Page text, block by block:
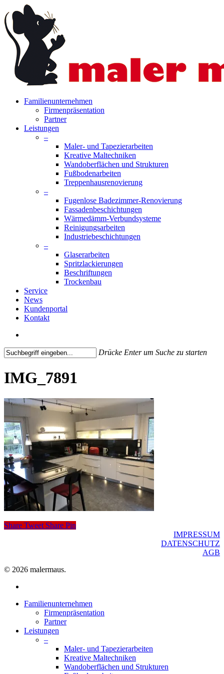
to
main
content
search
Menu
Familienunternehmen
Firmenpräsentation
Partner
Leistungen
–
Maler- und Tapezierarbeiten
Kreative Maltechniken
Wandoberflächen und Strukturen
Fußbodenarbeiten
Treppenhausrenovierung
–
Fugenlose Badezimmer-Renovierung
Fassadenbeschichtungen
Wärmedämm-Verbundsysteme
Reinigungsarbeiten
Industriebeschichtungen
–
Glaserarbeiten
Spritzlackierungen
Beschriftungen
Trockenbau
Service
News
Kundenportal
Kontakt
Drücke Enter um Suche zu starten
Search
IMG_7891
Share Tweet Share Pin
IMPRESSUM
DATENSCHUTZ
AGB
© 2026 malermaus.
Close
Familienunternehmen
Firmenpräsentation
Partner
Leistungen
–
Maler- und Tapezierarbeiten
Kreative Maltechniken
Wandoberflächen und Strukturen